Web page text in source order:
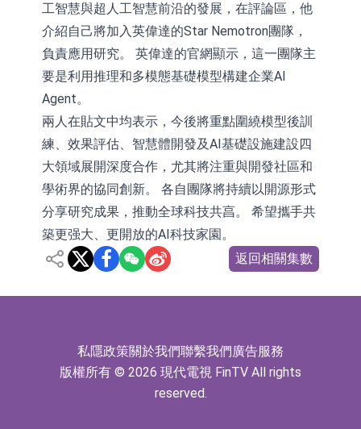
工智慧與超人工智慧前沿的發展，在評論區，他
介紹自己將加入英偉達的Star Nemotron團隊，
負責應用研究。 英偉達的官網顯示，這一團隊主
要是利用推理和多模態基礎模型構建企業AI
Agent。
兩人在貼文中均表示，今後將重點圍繞模型後訓
練、效果評估、智慧體開發及AI基礎設施建設四
大領域展開深度合作，尤其將注重與開發社區和
學術界的協同創新。 各自團隊將持續以開源形式
分享研究成果，推動全球科技共亯。 希望攜手共
築更强大、更開放的AI科技家園。
返回相關集數
私隱政策關於我們聯繫我們 廣告服務
版權所有 © 2026 現代電視 FinTV All rights
reserved.